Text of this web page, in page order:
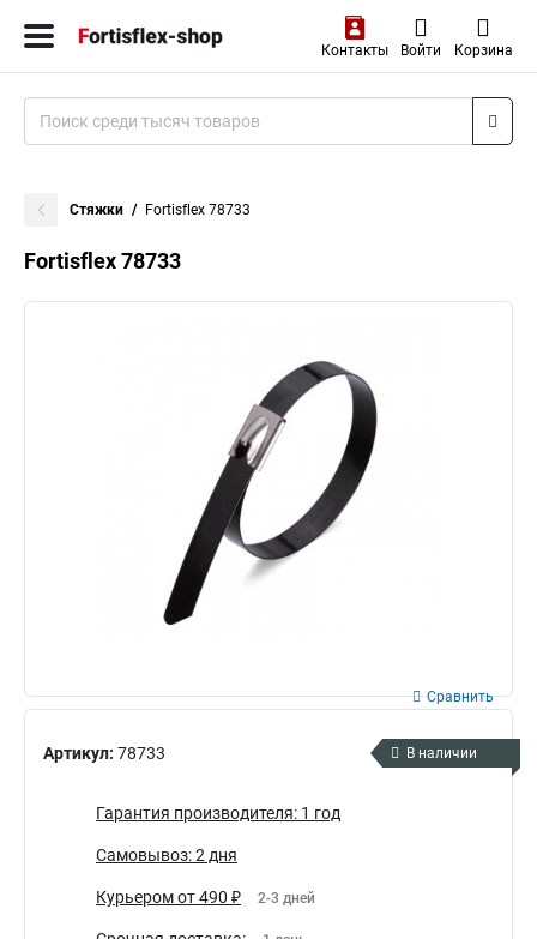
Контакты Войти Корзина
Стяжки Fortisflex 78733
Fortisflex 78733
Артикул: 78733
Сравнить
В наличии
Гарантия производителя: 1 год
Самовывоз: 2 дня
Курьером от 490 ₽ 2-3 дней